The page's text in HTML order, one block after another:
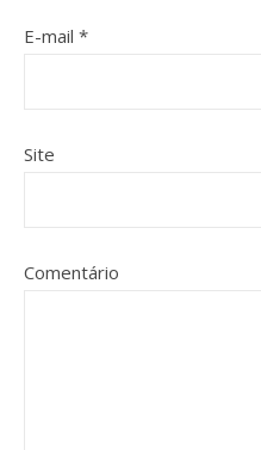
E-mail *
Site
Comentário